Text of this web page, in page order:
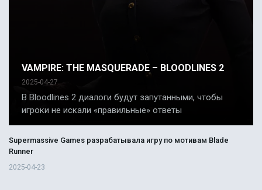
VAMPIRE: THE MASQUERADE – BLOODLINES 2
2025-04-27
В Bloodlines 2 диалоги будут запутанными, чтобы
игроки не искали «правильные» ответы
Supermassive Games разрабатывала игру по мотивам Blade
Runner
2025-04-23